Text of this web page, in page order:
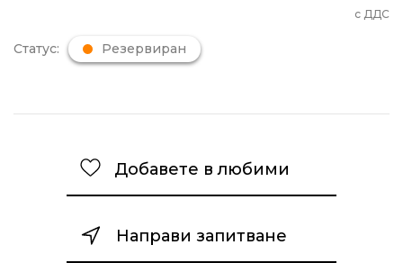
с ДДС
Статус: Резервиран
Добавете в любими
Направи запитване